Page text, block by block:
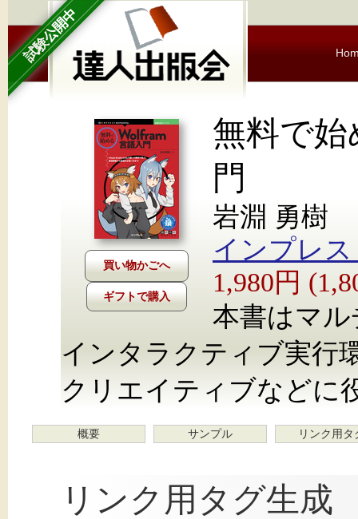
試験公開中
ギフトで購入
無料で始
門
岩淵 勇樹
インプレス
1,980円
本書はマル
インタラクティブ実行
クリエイティブなどに
概要 サンプル リンク用タ
リンク用タグ生成